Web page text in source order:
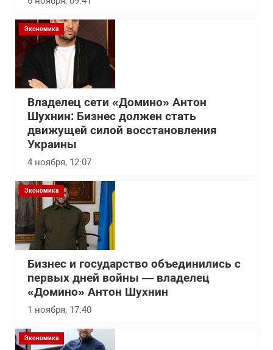
Экономика
Владелец сети «Домино» Антон
Шухнин: Бизнес должен стать
движущей силой восстановления
Украины
4 ноября, 12:07
Экономика
Бизнес и государство объединились с
первых дней войны — владелец
«Домино» Антон Шухнин
1 ноября, 17:40
Экономика